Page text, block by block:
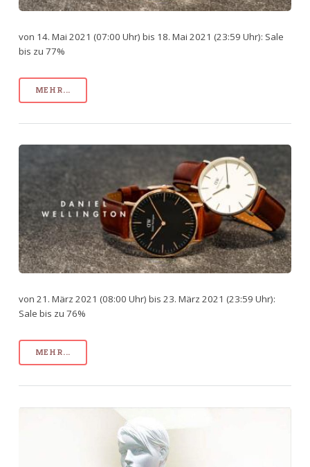
von 14. Mai 2021 (07:00 Uhr) bis 18. Mai 2021 (23:59 Uhr): Sale
bis zu 77%
MEHR...
von 21. März 2021 (08:00 Uhr) bis 23. März 2021 (23:59 Uhr):
Sale bis zu 76%
MEHR...